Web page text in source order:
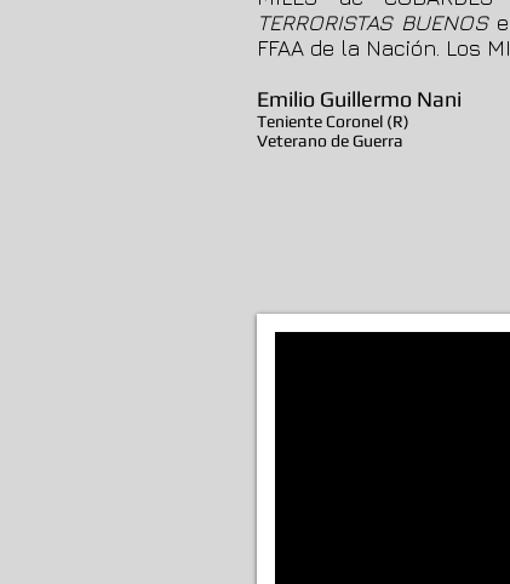
TERRORISTAS BUENOS
FFAA de la Nación. Los
Emilio Guillermo Nani
Teniente Coronel (R)
Veterano de Guerra